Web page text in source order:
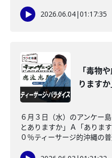
2026.06.04|01:17:35
「毒物
りますか
６月３日（水）のアンケー
とありますか」Ａ「ありま
０％ティーサージ的沖縄の